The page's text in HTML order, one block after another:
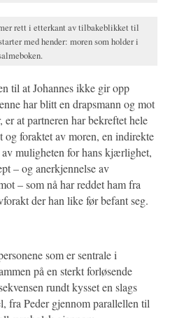
rett i etterkant av tilbakeblikket til
med hender: moren som holder i
til at Johannes ikke gir opp
har blitt en drapsmann og mot
er at partneren har bekreftet hele
og foraktet av moren, en indirekte
muligheten for hans kjærlighet,
– og anerkjennelse av
– som nå har reddet ham fra
der han like før befant seg.
som er sentrale i
på en sterkt forløsende
rundt kysset en slags
fra Peder gjennom parallellen til